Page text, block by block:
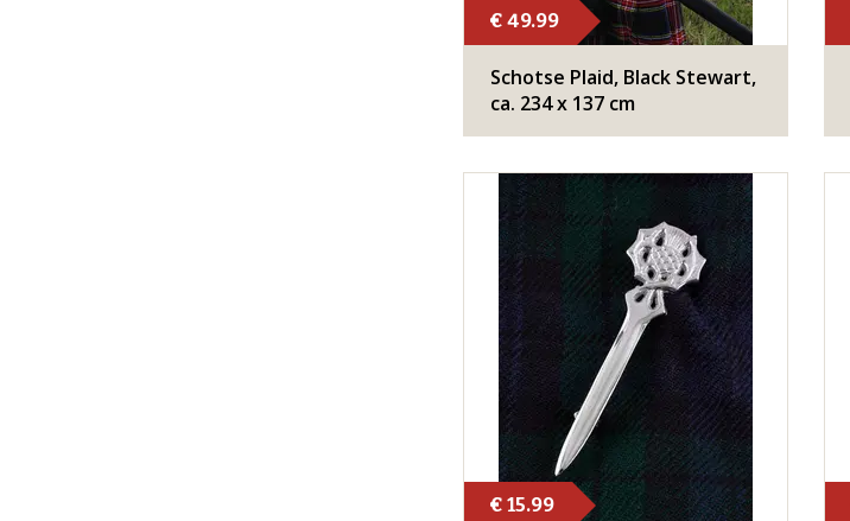
€ 49.99
​Schotse Plaid, Black Stewart,
ca. 234 x 137 cm
€ 15.99